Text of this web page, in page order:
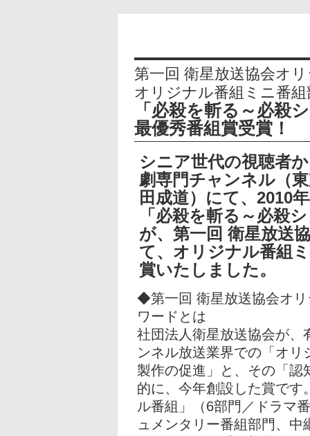
第一回 衛星放送協会オ
オリジナル番組ミニ番組
「必殺を斬る～必殺
最優秀番組賞受賞！
シニア世代の視聴者
劇専門チャンネル（
田成道）にて、2010
「必殺を斬る～必殺
が、第一回 衛星放送
て、オリジナル番組
賞いたしました。
◆第一回 衛星放送協会オリ
ワードとは
社団法人衛星放送協会が、
ンネル放送業界での「オリ
製作の促進」と、その「認
的に、今年創設した賞です
ル番組」（6部門／ドラマ
ュメンタリー番組部門、中